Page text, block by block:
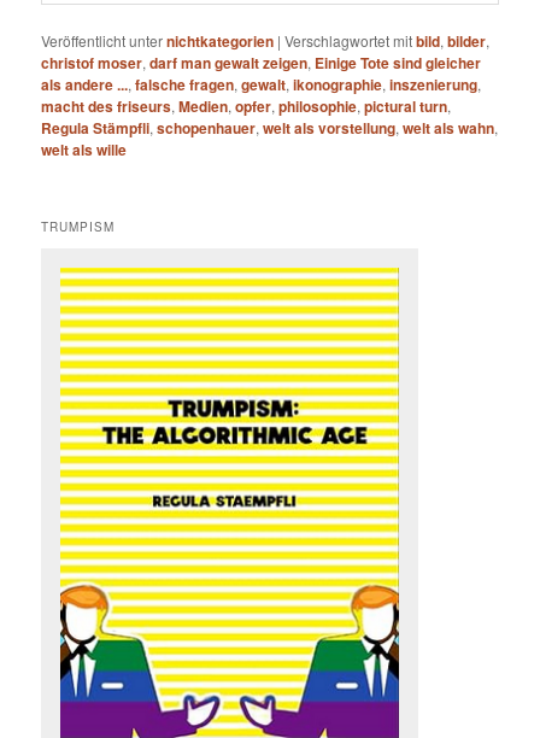
Veröffentlicht unternichtkategorien |Verschlagwortet mitbild,bilder,
christof moser,darf man gewalt zeigen, Einige Tote sind gleicher
als andere ...,falsche fragen,gewalt,ikonographie,inszenierung,
macht des friseurs,Medien,opfer,philosophie,pictural turn,
Regula Stämpfli,schopenhauer,welt als vorstellung,welt als wahn,
welt als wille
TRUMPISM